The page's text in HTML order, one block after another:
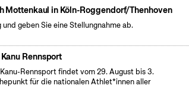
Mottenkaul in Köln-Roggendorf/Thenhoven
geben Sie eine Stellungnahme ab.
Rennsport
Rennsport findet vom 29. August bis 3.
für die nationalen Athlet*innen aller